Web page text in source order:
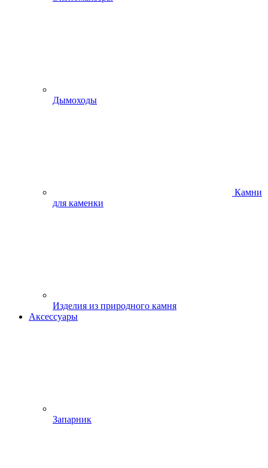
Дымоходы
Камни
для каменки
Изделия из природного камня
Аксессуары
Запарник